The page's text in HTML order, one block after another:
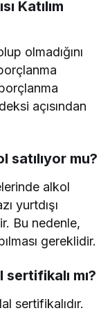
Katılım
olmadığını
açısından
satılıyor mu?
alkol
yurtdışı
Bu nedenle,
gereklidir.
sertifikalı mı?
sertifikalıdır.